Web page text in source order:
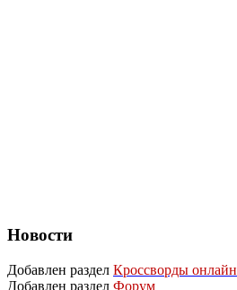
Новости
Добавлен раздел Кроссворды онлайн
Добавлен раздел Форум